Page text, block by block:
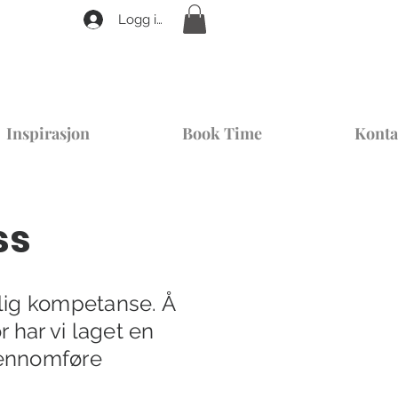
Logg inn
Inspirasjon Book Time
kompetanse. Å
har vi laget en